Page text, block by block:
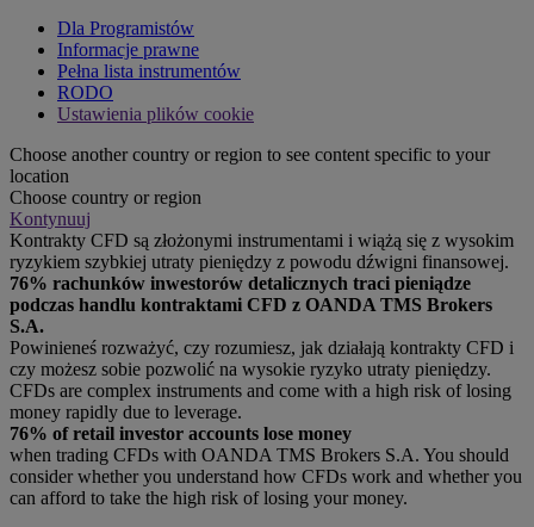
Dla Programistów
Informacje prawne
Pełna lista instrumentów
RODO
Ustawienia plików cookie
Choose another country or region to see content specific to your
location
Choose country or region
Kontynuuj
Kontrakty CFD są złożonymi instrumentami i wiążą się z wysokim
ryzykiem szybkiej utraty pieniędzy z powodu dźwigni finansowej.
76% rachunków inwestorów detalicznych traci pieniądze
podczas handlu kontraktami CFD z OANDA TMS Brokers
S.A.
Powinieneś rozważyć, czy rozumiesz, jak działają kontrakty CFD i
czy możesz sobie pozwolić na wysokie ryzyko utraty pieniędzy.
CFDs are complex instruments and come with a high risk of losing
money rapidly due to leverage.
76% of retail investor accounts lose money
when trading CFDs with OANDA TMS Brokers S.A. You should
consider whether you understand how CFDs work and whether you
can afford to take the high risk of losing your money.